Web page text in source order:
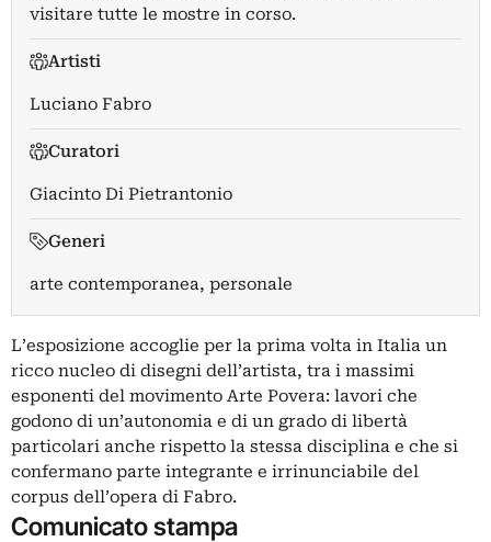
visitare tutte le mostre in corso.
Artisti
Luciano Fabro
Curatori
Giacinto Di Pietrantonio
Generi
arte contemporanea, personale
L’esposizione accoglie per la prima volta in Italia un
ricco nucleo di disegni dell’artista, tra i massimi
esponenti del movimento Arte Povera: lavori che
godono di un’autonomia e di un grado di libertà
particolari anche rispetto la stessa disciplina e che si
confermano parte integrante e irrinunciabile del
corpus dell’opera di Fabro.
Comunicato stampa